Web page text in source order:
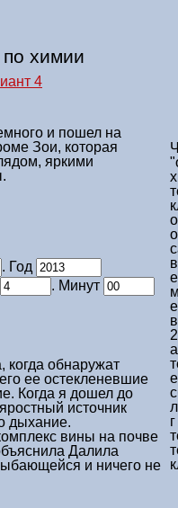
химии
4
и пошел на
Зои, которая
яркими
. Год
. Минут
когда обнаружат
ее остекленевшие
Когда я дошел до
источник
дыхание.
вины на почве
Далила
и ничего не